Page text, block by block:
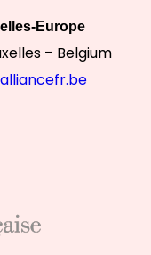
Europe
– Belgium